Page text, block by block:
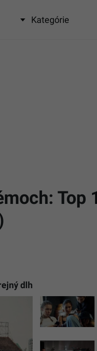
Kategórie
Top
dlh